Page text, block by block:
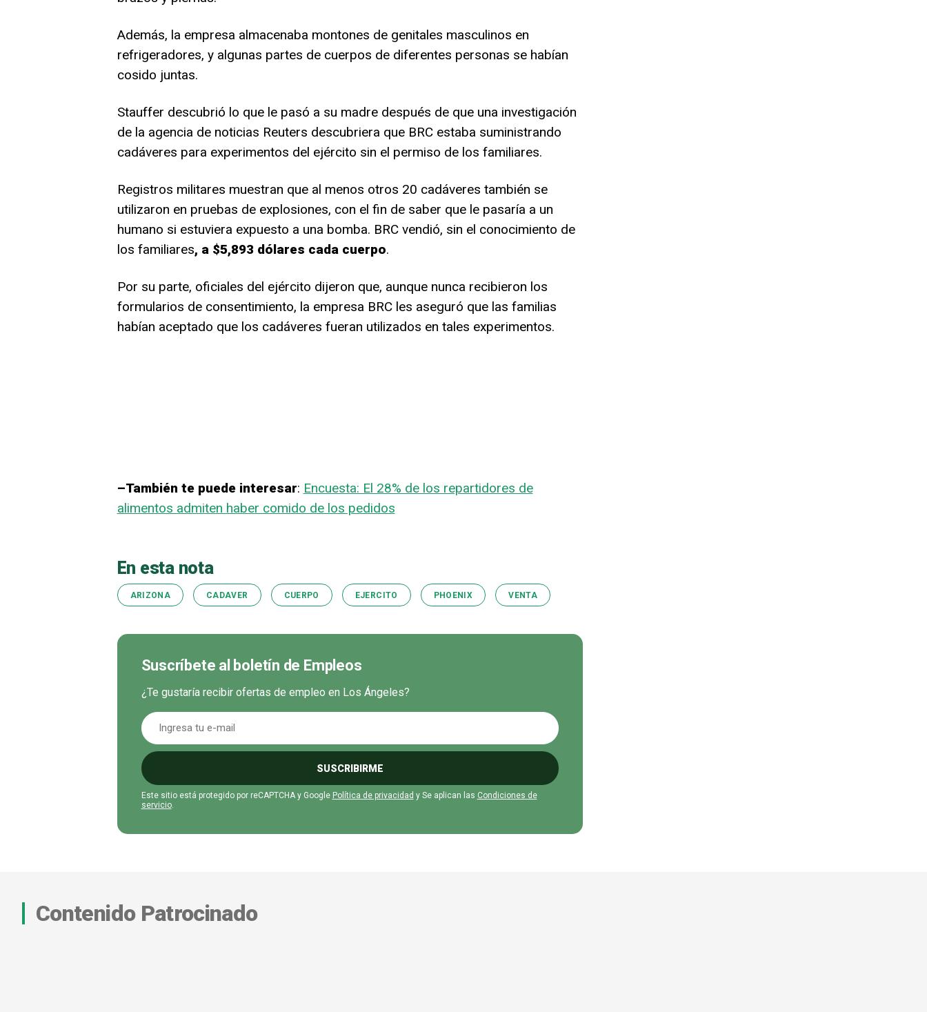
Además, la empresa almacenaba montones de genitales masculinos en
refrigeradores, y algunas partes de cuerpos de diferentes personas se habían
cosido juntas.
Stauffer descubrió lo que le pasó a su madre después de que una investigación
de la agencia de noticias Reuters descubriera que BRC estaba suministrando
cadáveres para experimentos del ejército sin el permiso de los familiares.
Registros militares muestran que al menos otros 20 cadáveres también se
utilizaron en pruebas de explosiones, con el fin de saber que le pasaría a un
humano si estuviera expuesto a una bomba. BRC vendió, sin el conocimiento de
los familiares, a $5,893 dólares cada cuerpo.
Por su parte, oficiales del ejército dijeron que, aunque nunca recibieron los
formularios de consentimiento, la empresa BRC les aseguró que las familias
habían aceptado que los cadáveres fueran utilizados en tales experimentos.
–También te puede interesar: Encuesta: El 28% de los repartidores de
alimentos admiten haber comido de los pedidos
En esta nota
ARIZONA CADAVER CUERPO EJERCITO PHOENIX VENTA
Suscríbete al boletín de Empleos
¿Te gustaría recibir ofertas de empleo en Los Ángeles?
SUSCRIBIRME
Este sitio está protegido por reCAPTCHA y Google Política de privacidad y Se aplican las Condiciones de
servicio.
Contenido Patrocinado